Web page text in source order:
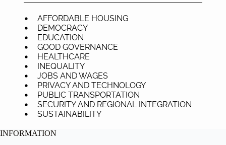
AFFORDABLE HOUSING
DEMOCRACY
EDUCATION
GOOD GOVERNANCE
HEALTHCARE
INEQUALITY
JOBS AND WAGES
PRIVACY AND TECHNOLOGY
PUBLIC TRANSPORTATION
SECURITY AND REGIONAL INTEGRATION
SUSTAINABILITY
INFORMATION